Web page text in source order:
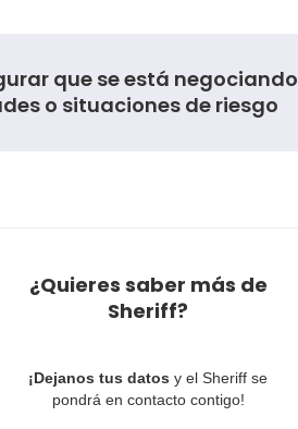
que se está negociando
o situaciones de riesgo
¿Quieres saber más de
Sheriff?
¡Dejanos tus datos y el Sheriff se
pondrá en contacto contigo!